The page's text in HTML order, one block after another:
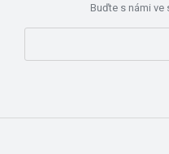
Buďte s námi ve